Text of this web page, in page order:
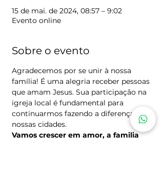
15 de mai. de 2024, 08:57 – 9:02
Evento online
Sobre o evento
Agradecemos por se unir à nossa
família! É uma alegria receber pessoas
que amam Jesus. Sua participação na
igreja local é fundamental para
continuarmos fazendo a diferença em
nossas cidades.
Vamos crescer em amor, a familia